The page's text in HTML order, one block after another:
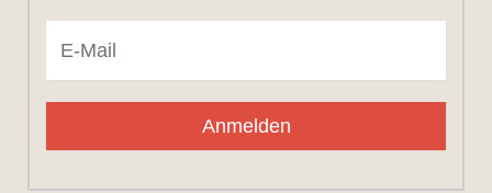
Anmelden